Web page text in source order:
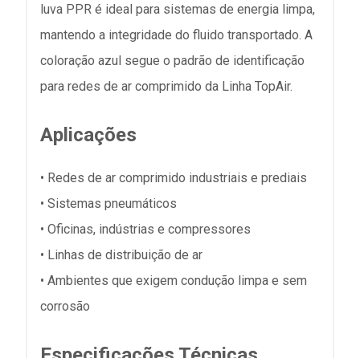
luva PPR é ideal para sistemas de energia limpa,
mantendo a integridade do fluido transportado. A
coloração azul segue o padrão de identificação
para redes de ar comprimido da Linha TopAir.
Aplicações
• Redes de ar comprimido industriais e prediais
• Sistemas pneumáticos
• Oficinas, indústrias e compressores
• Linhas de distribuição de ar
• Ambientes que exigem condução limpa e sem
corrosão